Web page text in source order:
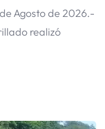
Agosto de 2026.-
realizó